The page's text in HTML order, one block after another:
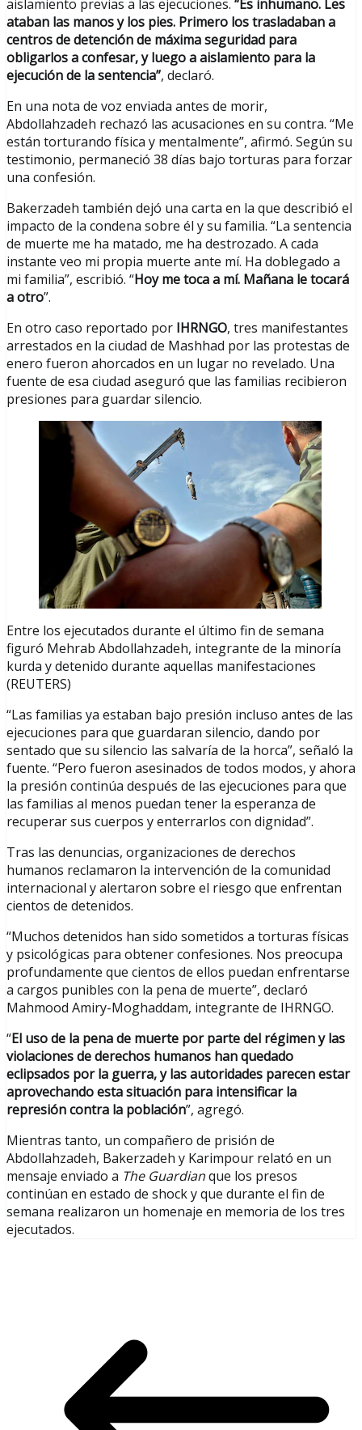
aislamiento previas a las ejecuciones. “Es inhumano. Les
ataban las manos y los pies. Primero los trasladaban a
centros de detención de máxima seguridad para
obligarlos a confesar, y luego a aislamiento para la
ejecución de la sentencia”, declaró.
En una nota de voz enviada antes de morir,
Abdollahzadeh rechazó las acusaciones en su contra. “Me
están torturando física y mentalmente”, afirmó. Según su
testimonio, permaneció 38 días bajo torturas para forzar
una confesión.
Bakerzadeh también dejó una carta en la que describió el
impacto de la condena sobre él y su familia. “La sentencia
de muerte me ha matado, me ha destrozado. A cada
instante veo mi propia muerte ante mí. Ha doblegado a
mi familia”, escribió. “Hoy me toca a mí. Mañana le tocará
a otro”.
En otro caso reportado por IHRNGO, tres manifestantes
arrestados en la ciudad de Mashhad por las protestas de
enero fueron ahorcados en un lugar no revelado. Una
fuente de esa ciudad aseguró que las familias recibieron
presiones para guardar silencio.
Entre los ejecutados durante el último fin de semana
figuró Mehrab Abdollahzadeh, integrante de la minoría
kurda y detenido durante aquellas manifestaciones
(REUTERS)
“Las familias ya estaban bajo presión incluso antes de las
ejecuciones para que guardaran silencio, dando por
sentado que su silencio las salvaría de la horca”, señaló la
fuente. “Pero fueron asesinados de todos modos, y ahora
la presión continúa después de las ejecuciones para que
las familias al menos puedan tener la esperanza de
recuperar sus cuerpos y enterrarlos con dignidad”.
Tras las denuncias, organizaciones de derechos
humanos reclamaron la intervención de la comunidad
internacional y alertaron sobre el riesgo que enfrentan
cientos de detenidos.
“Muchos detenidos han sido sometidos a torturas físicas
y psicológicas para obtener confesiones. Nos preocupa
profundamente que cientos de ellos puedan enfrentarse
a cargos punibles con la pena de muerte”, declaró
Mahmood Amiry-Moghaddam, integrante de IHRNGO.
“El uso de la pena de muerte por parte del régimen y las
violaciones de derechos humanos han quedado
eclipsados por la guerra, y las autoridades parecen estar
aprovechando esta situación para intensificar la
represión contra la población”, agregó.
Mientras tanto, un compañero de prisión de
Abdollahzadeh, Bakerzadeh y Karimpour relató en un
mensaje enviado a The Guardianque los presos
continúan en estado de shock y que durante el fin de
semana realizaron un homenaje en memoria de los tres
ejecutados.